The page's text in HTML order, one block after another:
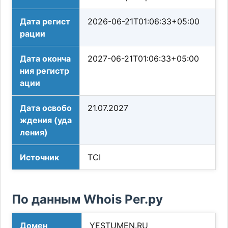
Дата регист
рации
2026-06-21T01:06:33+05:00
Дата оконча
ния регистр
ации
2027-06-21T01:06:33+05:00
Дата освобо
ждения (уда
ления)
21.07.2027
Источник TCI
По данным Whois Рег.ру
Домен YESTUMEN.RU